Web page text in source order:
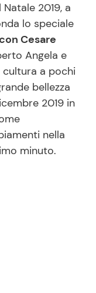
Facili e Veloci
Feste
per Bambini
2019, a
lo speciale
Cesare
Angela e
a pochi
bellezza
2019 in
nella
minuto.